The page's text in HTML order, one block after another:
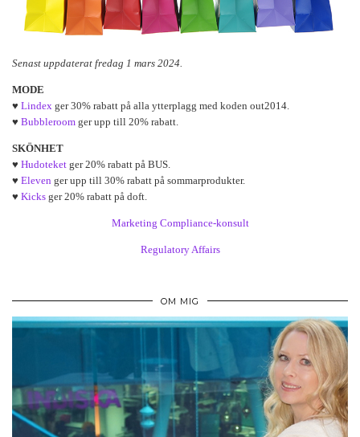
Senast uppdaterat fredag 1 mars 2024.
MODE
♥ Lindex ger 30% rabatt på alla ytterplagg med koden out2014.
♥ Bubbleroom ger upp till 20% rabatt.
SKÖNHET
♥ Hudoteket ger 20% rabatt på BUS.
♥ Eleven ger upp till 30% rabatt på sommarprodukter.
♥ Kicks ger 20% rabatt på doft.
Marketing Compliance-konsult
Regulatory Affairs
OM MIG